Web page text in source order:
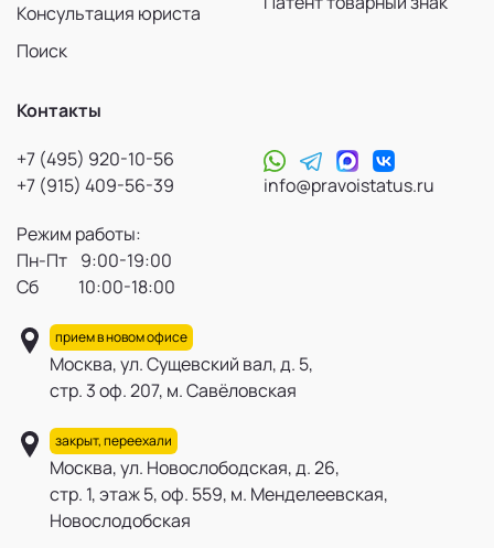
Консультация юриста
Поиск
Контакты
+7 (495) 920-10-56
+7 (915) 409-56-39
info@pravoistatus.ru
Режим работы:
Пн-Пт 9:00-19:00
Сб 10:00-18:00
прием в новом офисе
Москва, ул. Сущевский вал, д. 5,
стр. 3 оф. 207, м. Савёловская
закрыт, переехали
Москва, ул. Новослободская, д. 26,
стр. 1, этаж 5, оф. 559, м. Менделеевская,
Новослодобская